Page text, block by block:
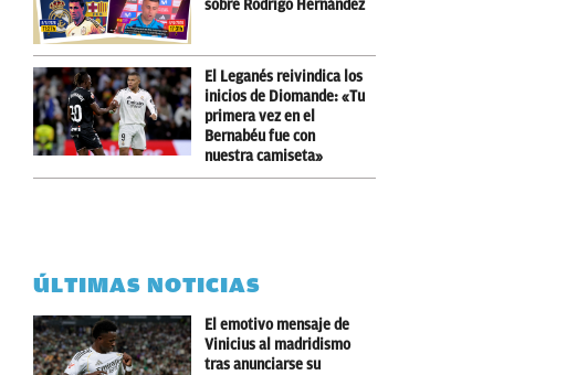
sobre Rodrigo Hernández
El Leganés reivindica los
inicios de Diomande: «Tu
primera vez en el
Bernabéu fue con
nuestra camiseta»
ÚLTIMAS NOTICIAS
El emotivo mensaje de
Vinicius al madridismo
tras anunciarse su